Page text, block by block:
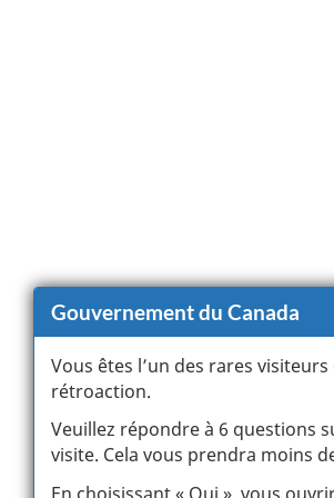
Gouvernement du Canada
Vous êtes l’un des rares
rétroaction.
Veuillez répondre à 6 questions
visite. Cela vous prendra moins